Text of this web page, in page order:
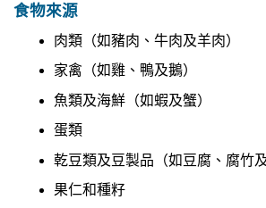
食物來源
肉類（如豬肉、牛肉及羊肉）
家禽（如雞、鴨及鵝）
魚類及海鮮（如蝦及蟹）
蛋類
乾豆類及豆製品（如豆腐、腐竹及
果仁和種籽